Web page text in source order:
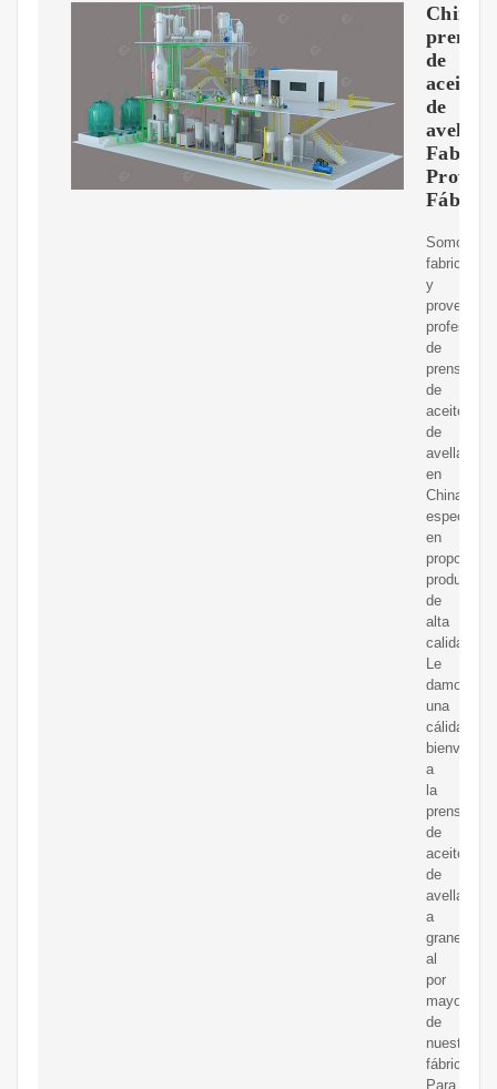
China
prensa
de
aceite
de
Fábrica
Somos
fabricantes
y
de
prensas
de
aceite
de
avellana
en
China,
en
productos
de
alta
calidad.
Le
damos
una
cálida
bienvenida
a
la
prensa
de
aceite
de
avellana
a
granel
al
por
mayor
de
nuestra
fábrica.
Para